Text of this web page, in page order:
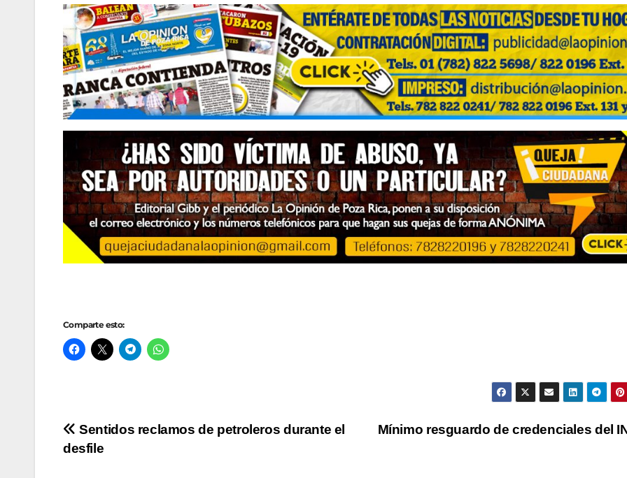
Comparte esto:
Navegación
Mínimo resguardo de credenciales del
Sentidos reclamos de petroleros durante el
desfile